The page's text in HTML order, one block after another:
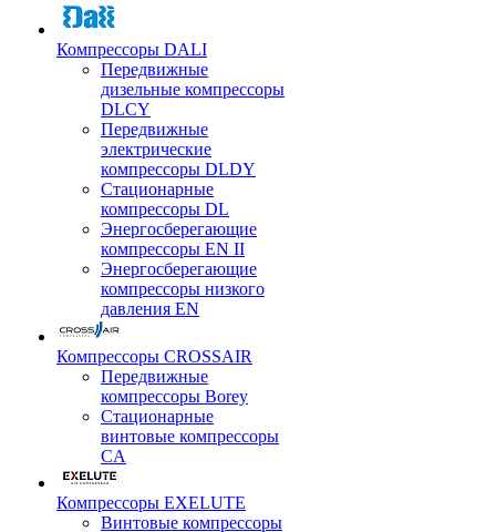
Компрессоры DALI
Передвижные
дизельные компрессоры
DLCY
Передвижные
электрические
компрессоры DLDY
Стационарные
компрессоры DL
Энергосберегающие
компрессоры EN II
Энергосберегающие
компрессоры низкого
давления EN
Компрессоры CROSSAIR
Передвижные
компрессоры Borey
Стационарные
винтовые компрессоры
CA
Компрессоры EXELUTE
Винтовые компрессоры